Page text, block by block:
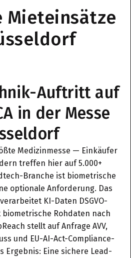
Mieteinsätze
Auftritt auf
in der Messe
Medizinmesse — Einkäufer
treffen hier auf 5.000+
Branche ist biometrische
optionale Anforderung. Das
KI-Daten DSGVO-
Rohdaten nach
stellt auf Anfrage AVV,
und EU-AI-Act-Compliance-
Ergebnis: Eine sichere Lead-